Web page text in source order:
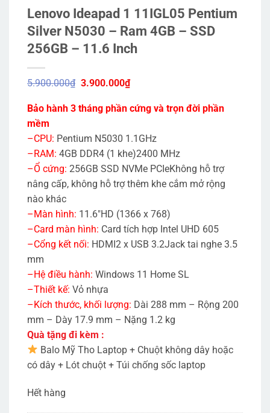
Lenovo Ideapad 1 11IGL05 Pentium
Silver N5030 – Ram 4GB – SSD
256GB – 11.6 Inch
5.900.000₫ Giá
là:
5.900.000₫.
3.900.000₫Giá
hiện
tại
là:
Bảo hành 3 tháng phần cứng và trọn đời phần
mềm
–CPU: Pentium N5030 1.1GHz
–RAM: 4GB DDR4 (1 khe)2400 MHz
–Ổ cứng: 256GB SSD NVMe PCIeKhông hỗ trợ
nâng cấp, không hỗ trợ thêm khe cắm mở rộng
nào khác
–Màn hình: 11.6″HD (1366 x 768)
–Card màn hình: Card tích hợp Intel UHD 605
–Cổng kết nối: HDMI2 x USB 3.2Jack tai nghe 3.5
mm
–Hệ điều hành: Windows 11 Home SL
–Thiết kế: Vỏ nhựa
–Kích thước, khối lượng: Dài 288 mm – Rộng 200
mm – Dày 17.9 mm – Nặng 1.2 kg
Quà tặng đi kèm :
Balo Mỹ Tho Laptop + Chuột không dây hoặc
có dây + Lót chuột + Túi chống sốc laptop
Hết hàng